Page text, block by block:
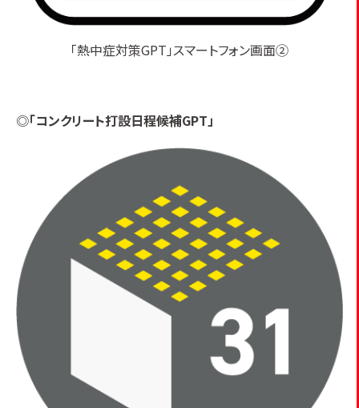
「熱中症対策GPT」スマートフォン画面②
◎「コンクリート打設日程候補GPT」